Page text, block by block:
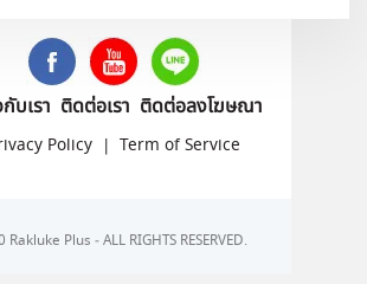
บเรา ติดต่อเรา ติดต่อลงโฆษณา
Policy | Term of Service
Plus - ALL RIGHTS RESERVED.